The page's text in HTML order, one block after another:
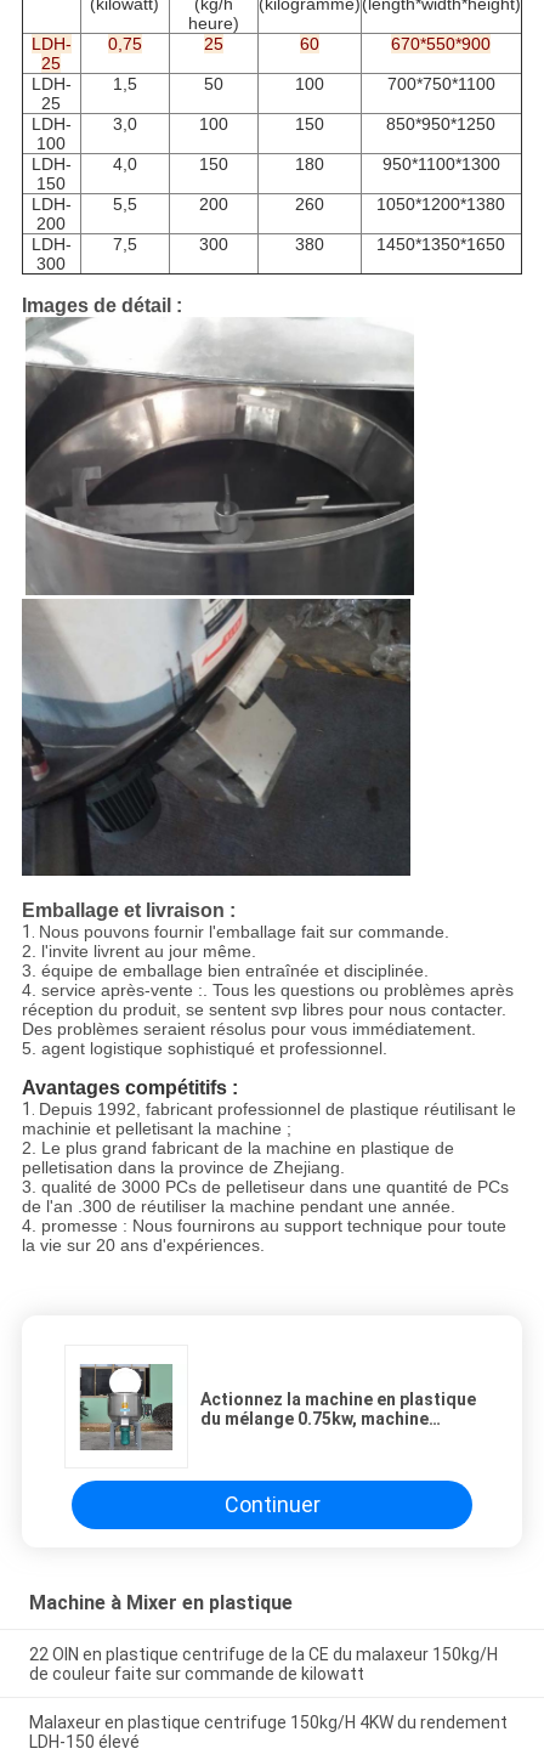
(kilowatt)
(kg/h
heure)
(kilogramme)(length*width*height)
LDH-
25
0,75 25 60 670*550*900
LDH-
25
1,5 50 100 700*750*1100
LDH-
100
3,0 100 150 850*950*1250
LDH-
150
4,0 150 180 950*1100*1300
LDH-
200
5,5 200 260 1050*1200*1380
LDH-
300
7,5 300 380 1450*1350*1650
Images de détail :
Emballage et livraison :
1. Nous pouvons fournir l'emballage fait sur commande.
2. l'invite livrent au jour même.
3. équipe de emballage bien entraînée et disciplinée.
4. service après-vente :. Tous les questions ou problèmes après
réception du produit, se sentent svp libres pour nous contacter.
Des problèmes seraient résolus pour vous immédiatement.
5. agent logistique sophistiqué et professionnel.
Avantages compétitifs :
1. Depuis 1992, fabricant professionnel de plastique réutilisant le
machinie et pelletisant la machine ;
2. Le plus grand fabricant de la machine en plastique de
pelletisation dans la province de Zhejiang.
3. qualité de 3000 PCs de pelletiseur dans une quantité de PCs
de l'an .300 de réutiliser la machine pendant une année.
4. promesse : Nous fournirons au support technique pour toute
la vie sur 20 ans d'expériences.
Actionnez la machine en plastique
du mélange 0.75kw, machine
Continuer
Machine à Mixer en plastique
22 OIN en plastique centrifuge de la CE du malaxeur 150kg/H
de couleur faite sur commande de kilowatt
Malaxeur en plastique centrifuge 150kg/H 4KW du rendement
LDH-150 élevé